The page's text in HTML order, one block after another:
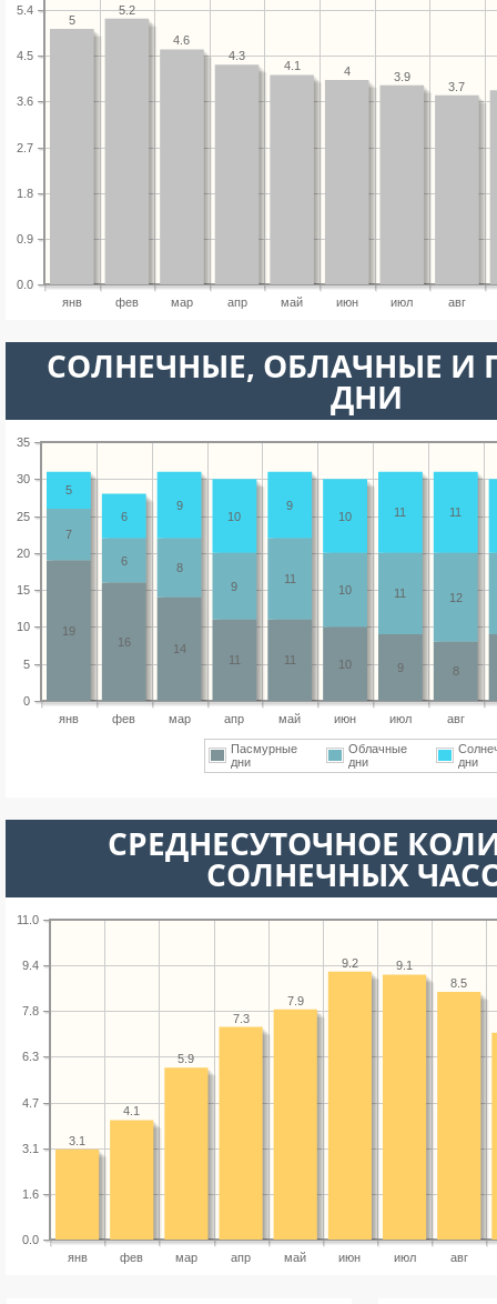
янв фев мар апр май июн июл авг
0.0
0.9
1.8
2.7
3.6
4.5
5.4
3.7
3.9
4
4.1
4.3
4.6
5.2
5
CОЛНЕЧНЫЕ, ОБЛАЧНЫЕ И
ДНИ
янв фев мар апр май июн июл авг
0
5
10
15
20
25
30
35
8
9
10
11
11
14
16
19
12
11
10
11
9
8
6
7
11
11
10
9
10
9
6
5
Пасмурные
дни
Облачные
дни
дни
СРЕДНЕСУТОЧНОЕ
СОЛНЕЧНЫХ
янв фев мар апр май июн июл авг
0.0
1.6
3.1
4.7
6.3
7.8
9.4
11.0
8.5
9.1
9.2
7.9
7.3
5.9
4.1
3.1